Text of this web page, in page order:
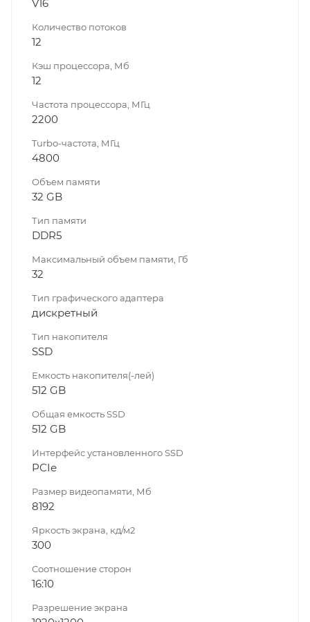
V16
Количество потоков
12
Кэш процессора, Мб
12
Частота процессора, МГц
2200
Turbo-частота, МГц
4800
Объем памяти
32 GB
Тип памяти
DDR5
Максимальный объем памяти, Гб
32
Тип графического адаптера
дискретный
Тип накопителя
SSD
Емкость накопителя(-лей)
512 GB
Общая емкость SSD
512 GB
Интерфейс установленного SSD
PCIe
Размер видеопамяти, Мб
8192
Яркость экрана, кд/м2
300
Соотношение сторон
16:10
Разрешение экрана